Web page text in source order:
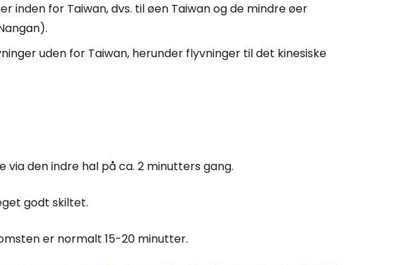
inden for Taiwan, dvs. til øen Taiwan og de mindre øer
uden for Taiwan, herunder flyvninger til det kinesiske
den indre hal på ca. 2 minutters gang.
godt skiltet.
er normalt 15-20 minutter.